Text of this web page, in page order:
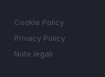
Cookie Policy
Privacy Policy
Note legali